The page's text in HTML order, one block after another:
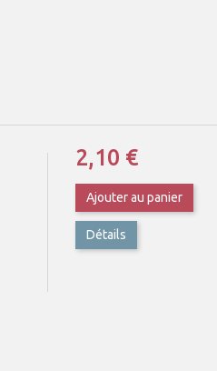
2,10 €
Ajouter au panier
Détails